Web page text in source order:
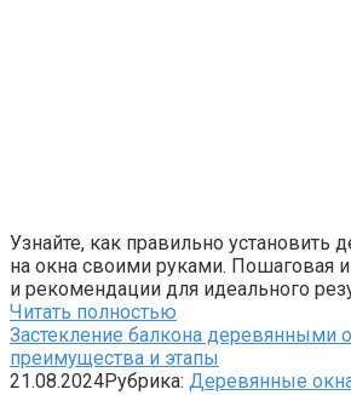
Узнайте, как правильно установить
на окна своими руками. Пошаговая
и рекомендации для идеального
Читать полностью
Застекление балкона деревянными
преимущества и этапы
21.08.2024Рубрика: Деревянные